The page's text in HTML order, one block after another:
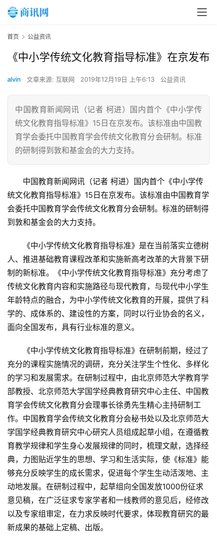
首
页
新
闻
资
首页 公益资讯
《中小学传统文化教育指导标准》在京发布
alvin 文章来源: 互联网 2019年12月19日 上午6:13 公益资讯
中国教育新闻网讯（记者 柯进）国内首个《中小学传
统文化教育指导标准》15日在京发布。该标准由中国教
育学会委托中国教育学会传统文化教育分会研制。标准
的研制得到敦和基金会的大力支持。
中国教育新闻网讯（记者 柯进）国内首个《中小学传
统文化教育指导标准》15日在京发布。该标准由中国教育学
会委托中国教育学会传统文化教育分会研制。标准的研制得
到敦和基金会的大力支持。
《中小学传统文化教育指导标准》是在当前落实立德树
人、推进基础教育课程改革和实施新高考改革的大背景下研
制的新标准。《中小学传统文化教育指导标准》充分考虑了
传统文化教育内容和实施路径与现代教育，与现代中小学生
年龄特点的融合，为中小学传统文化教育的开展，提供了科
学的、成体系的、建设性的方案，同时以行业协会的名义，
面向全国发布，具有行业标准的意义。
《中小学传统文化教育指导标准》在研制前期，经过了
充分的课程实施情况的调研，充分关注学生个性化、多样化
的学习和发展需求。在研制过程中，由北京师范大学教育学
部教授、北京师范大学国学经典教育研究中心主任、中国教
育学会传统文化教育分会理事长徐勇先生精心主持研制工
作。中国教育学会传统文化教育分会秘书处以及北京师范大
学国学经典教育研究中心研究人员组成起草小组，在遵循教
育教学规律和学生身心发展规律的同时，梳理文献，选择经
典，力图贴近学生的思想、学习和生活实际，使《标准》能
够充分反映学生的成长需求，促进每个学生生动活泼地、主
动地发展。在研制过程中，起草组向全国发放1000份征求
意见稿，在广泛征求专家学者和一线教师的意见后，经修改
以及专家组审定，在力求反映时代要求，体现教育研究的最
新成果的基础上定稿、出版。